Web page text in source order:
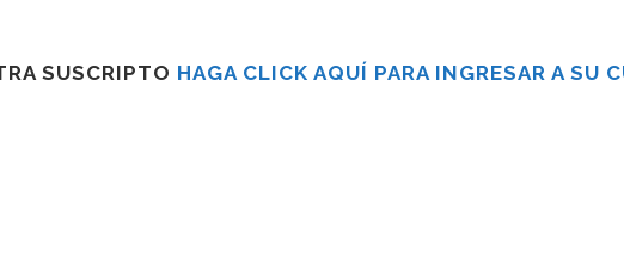
SUSCRIPTO HAGA CLICK AQUÍ PARA INGRESAR A SU